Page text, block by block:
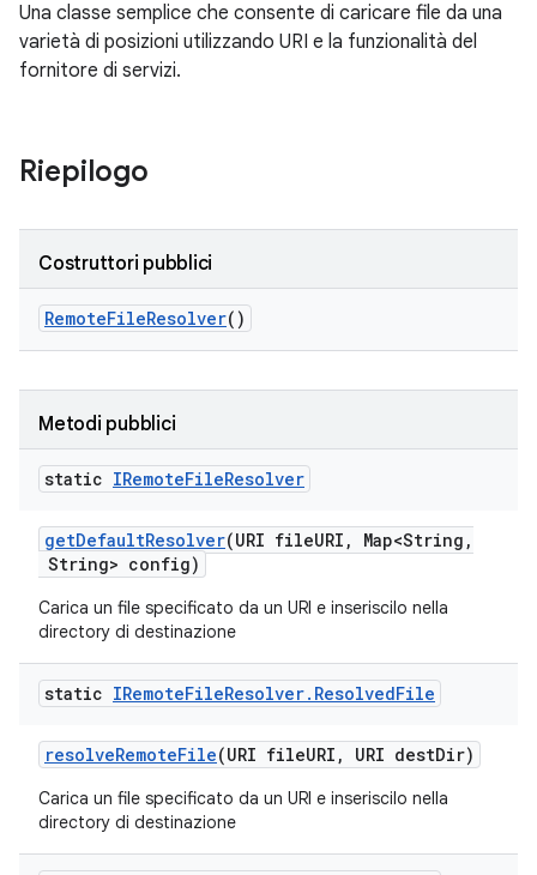
Una classe semplice che consente di caricare file da una
varietà di posizioni utilizzando URI e la funzionalità del
fornitore di servizi.
Riepilogo
Costruttori pubblici
RemoteFileResolver()
Metodi pubblici
static IRemoteFileResolver
getDefaultResolver(URI fileURI , Map<String ,
String> config)
Carica un file specificato da un URI e inseriscilo nella
directory di destinazione
static IRemoteFileResolver. ResolvedFile
resolveRemoteFile(URI fileURI , URI destDir)
Carica un file specificato da un URI e inseriscilo nella
directory di destinazione